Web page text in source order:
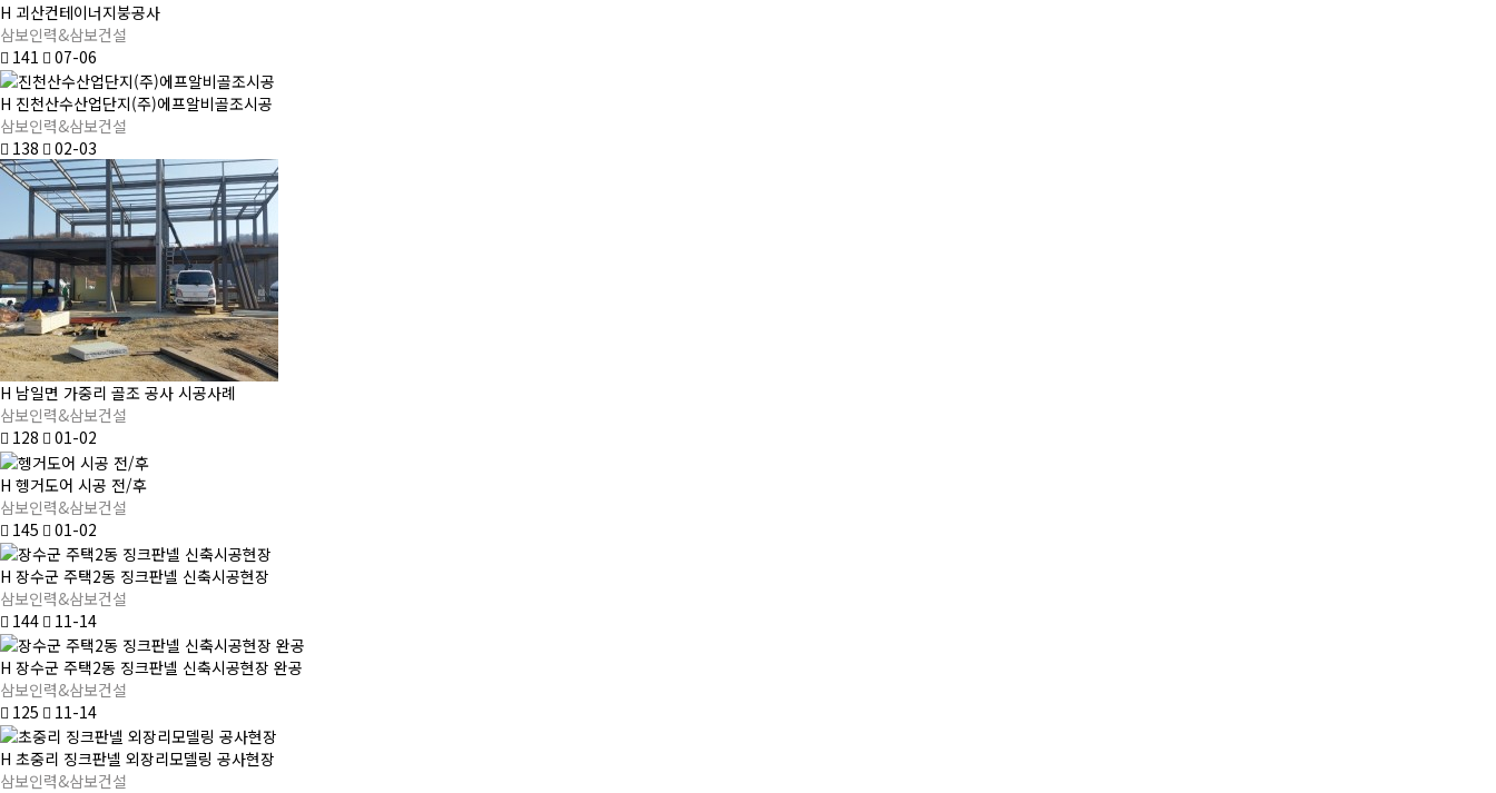
H 괴산컨테이너지붕공사
삼보인력&삼보건설
141
07-06
H 진천산수산업단지(주)에프알비골조시공
삼보인력&삼보건설
138
02-03
H 남일면 가중리 골조 공사 시공사례
삼보인력&삼보건설
128
01-02
H 헹거도어 시공 전/후
삼보인력&삼보건설
145
01-02
H 장수군 주택2동 징크판넬 신축시공현장
삼보인력&삼보건설
144
11-14
H 장수군 주택2동 징크판넬 신축시공현장 완공
삼보인력&삼보건설
125
11-14
H 초중리 징크판넬 외장리모델링 공사현장
삼보인력&삼보건설